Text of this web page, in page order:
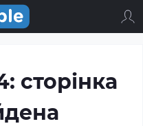
сторінка